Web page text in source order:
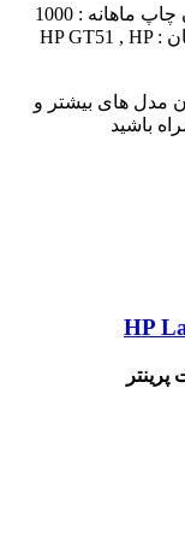
توان چاپ ماهانه : 1000
کارتریج جوهرافشان : HP GT51 , HP
مدل های بیشتر و
باشید